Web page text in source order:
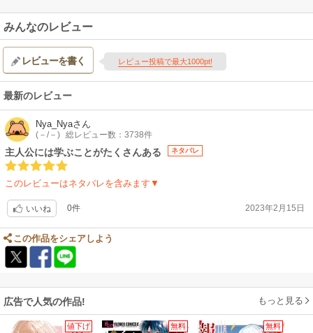
みんなのレビュー
レビューを書く レビュー投稿で最大1000pt!
最新のレビュー
Nya_Nyaさん
(－/－) 総レビュー数：3738件
主人公には学ぶことがたくさんある ネタバレ
このレビューはネタバレを含みます▼
いいね 0件 2023年2月15日
この作品をシェアしよう
広告で人気の作品! もっと見る
値下げ 無料 無料